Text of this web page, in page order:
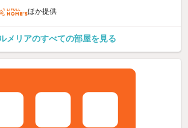
ほか提供
メリアのすべての部屋を見る